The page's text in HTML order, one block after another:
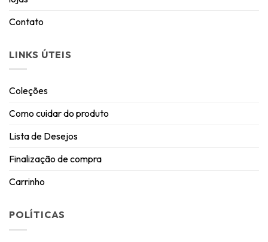
Contato
LINKS ÚTEIS
Coleções
Como cuidar do produto
Lista de Desejos
Finalização de compra
Carrinho
POLÍTICAS